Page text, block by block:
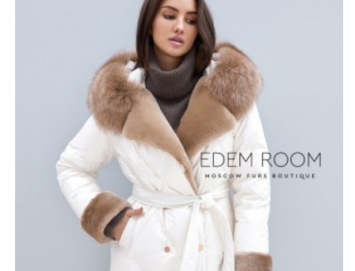
влагонепроницаемой итальянской ткани. Материал
отлично показывает себя в носке и очень
комфортный. Куртка имеет два ряда заклепок,
некоторые из них являются декоративными. Пуховик
можно подвязать поясом, который идет в комплекте.
Данная модель представлена в трех цветах: ваниль,
изумрудный и тёмно-синий. Куртка прострочена
декоративной строчкой внахлест и утеплена гусиным
пухом, которому не страшны даже самые сильные
морозы.
*описание несет информационный характер, состав и
правила ухода могут быть изменены производителем